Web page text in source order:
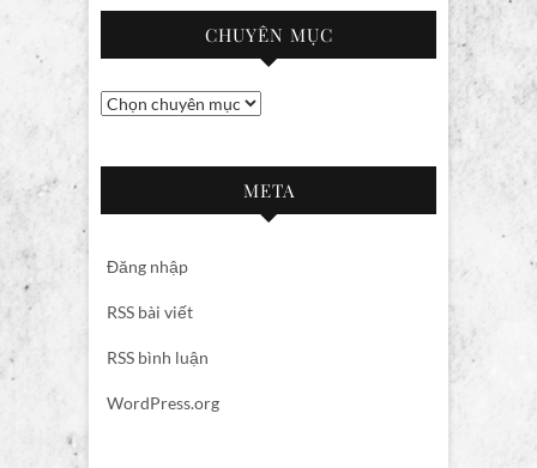
CHUYÊN MỤC
Chuyên
META
Đăng nhập
RSS bài viết
RSS bình luận
WordPress.org